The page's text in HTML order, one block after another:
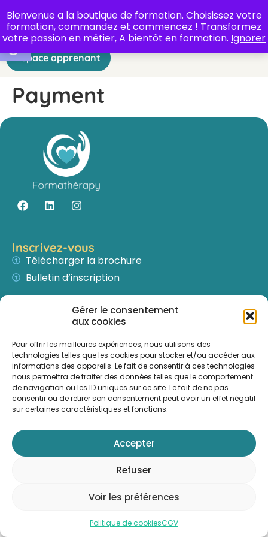
Ouvrir la barre d’outils
Gérer le consentement
aux cookies
Pour offrir les meilleures expériences, nous utilisons des
technologies telles que les cookies pour stocker et/ou accéder aux
informations des appareils. Le fait de consentir à ces technologies
nous permettra de traiter des données telles que le comportement
de navigation ou les ID uniques sur ce site. Le fait de ne pas
consentir ou de retirer son consentement peut avoir un effet négatif
sur certaines caractéristiques et fonctions.
Accepter
Refuser
Voir les préférences
Politique de cookiesCGV
Bienvenue a la boutique de formation. Choisissez votre
formation, commandez et commencez ! Transformez
votre passion en métier, A bientôt en formation. Ignorer
Espace apprenant
Payment
Inscrivez-vous
Télécharger la brochure
Bulletin d’inscription
Contactez-nous
Pour nous écrire
2024 © Formathérapy –CGV–Mentions légales–
Cookies–règlement intérieur